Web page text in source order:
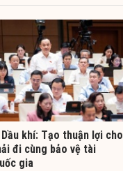
khí: Tạo thuận lợi cho
đi cùng bảo vệ tài
gia